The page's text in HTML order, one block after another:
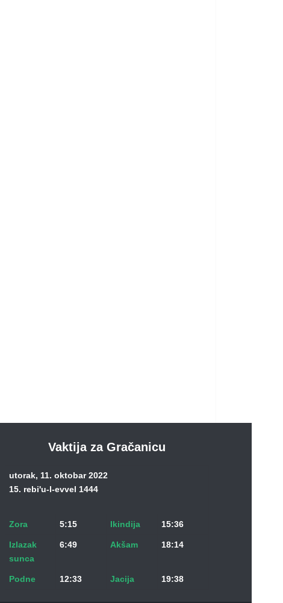
Vaktija za Gračanicu
utorak, 11. oktobar 2022
15. rebi'u-l-evvel 1444
Zora 5:15 Ikindija 15:36
Izlazak
sunca
6:49 Akšam 18:14
Podne 12:33 Jacija 19:38